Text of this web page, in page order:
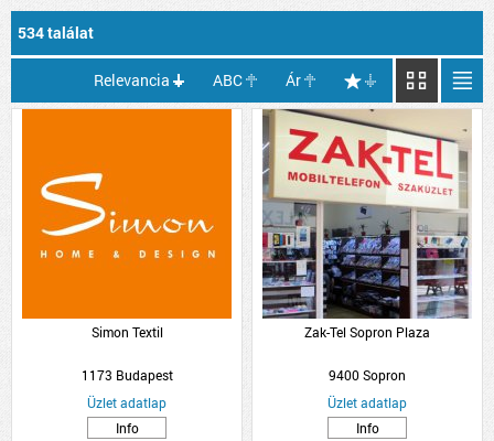
534 találat
Relevancia ABC Ár
Simon Textil
1173 Budapest
Üzlet adatlap
Info
Zak-Tel Sopron Plaza
9400 Sopron
Üzlet adatlap
Info